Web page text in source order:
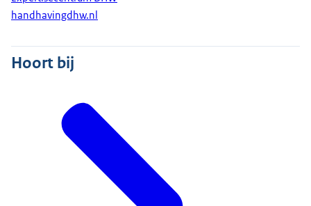
handhavingdhw.nl
Hoort bij